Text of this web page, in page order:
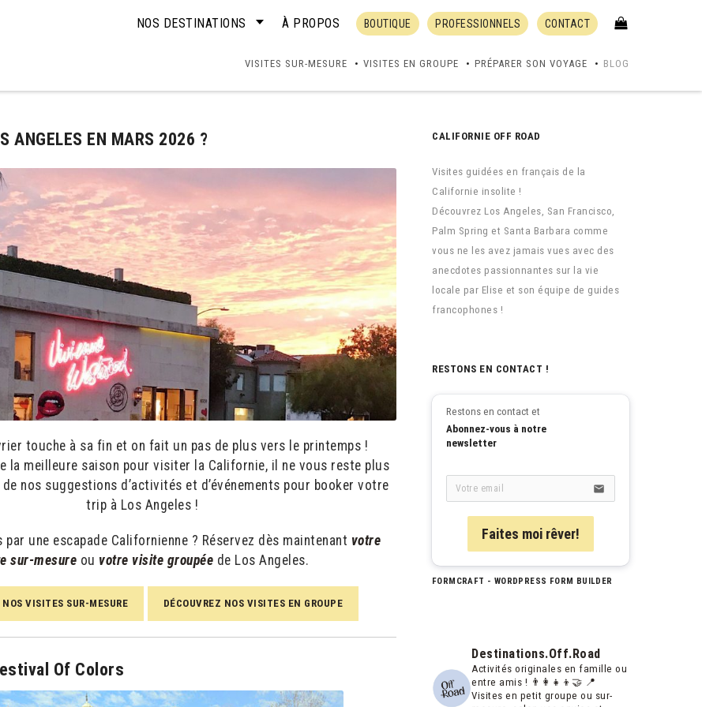
NOS DESTINATIONS À PROPOS BOUTIQUE PROFESSIONNELS CONTACT
VISITES SUR-MESURE VISITES EN GROUPE PRÉPARER SON VOYAGE BLOG
ANGELES EN MARS 2026 ?
touche à sa fin et on fait un pas de plus vers le printemps !
la meilleure saison pour visiter la Californie, il ne vous reste plus
nos suggestions d’activités et d’événements pour booker votre
trip à Los Angeles !
une escapade Californienne ? Réservez dès maintenant votre
sur-mesure ou votre visite groupée de Los Angeles.
NOS VISITES SUR-MESURE DÉCOUVREZ NOS VISITES EN GROUPE
Of Colors
CALIFORNIE OFF ROAD
Visites guidées en français de la
Californie insolite !
Découvrez Los Angeles, San Francisco,
Palm Spring et Santa Barbara comme
vous ne les avez jamais vues avec des
anecdotes passionnantes sur la vie
locale par Elise et son équipe de guides
francophones !
RESTONS EN CONTACT !
Restons en contact et
Abonnez-vous à notre
newsletter
email
Faites moi rêver!
FORMCRAFT - WORDPRESS FORM BUILDER
Destinations.off.road
Activités originales en famille ou
entre amis ! 👨‍👩‍👧‍👦🤝 📍
Visites en petit groupe ou sur-